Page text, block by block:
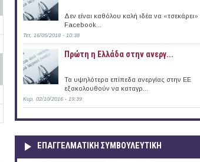
Δεν είναι καθόλου καλή ιδέα να «τσεκάρει»
Facebook...
Τετ, 16/05/2018 - 10:38
Πρώτη η Ελλάδα στην ανεργ...
Τα υψηλότερα επίπεδα ανεργίας στην ΕΕ
εξακολουθούν να καταγρ...
Κυρ, 02/10/2016 - 19:39
ΕΠΑΓΓΕΛΜΑΤΙΚΉ ΣΥΜΒΟΥΛΕΥΤΙΚΉ